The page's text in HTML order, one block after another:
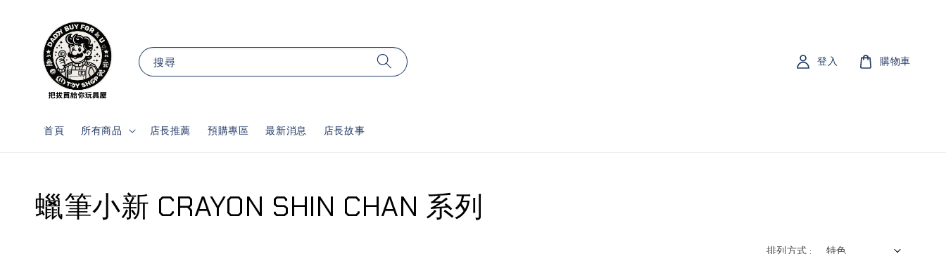
搜尋
首頁 所有商品 店長推薦 預購專區 最新消息 店長故事
登入 購物車
蠟筆小新 CRAYON SHIN CHAN 系列
排列方式 :